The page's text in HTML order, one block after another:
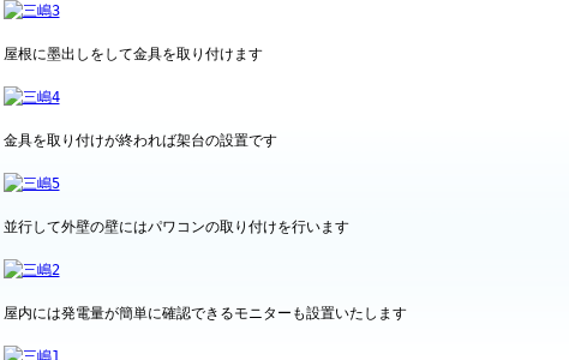
屋根に墨出しをして金具を取り付けます
金具を取り付けが終われば架台の設置です
並行して外壁の壁にはパワコンの取り付けを行います
屋内には発電量が簡単に確認できるモニターも設置いたします